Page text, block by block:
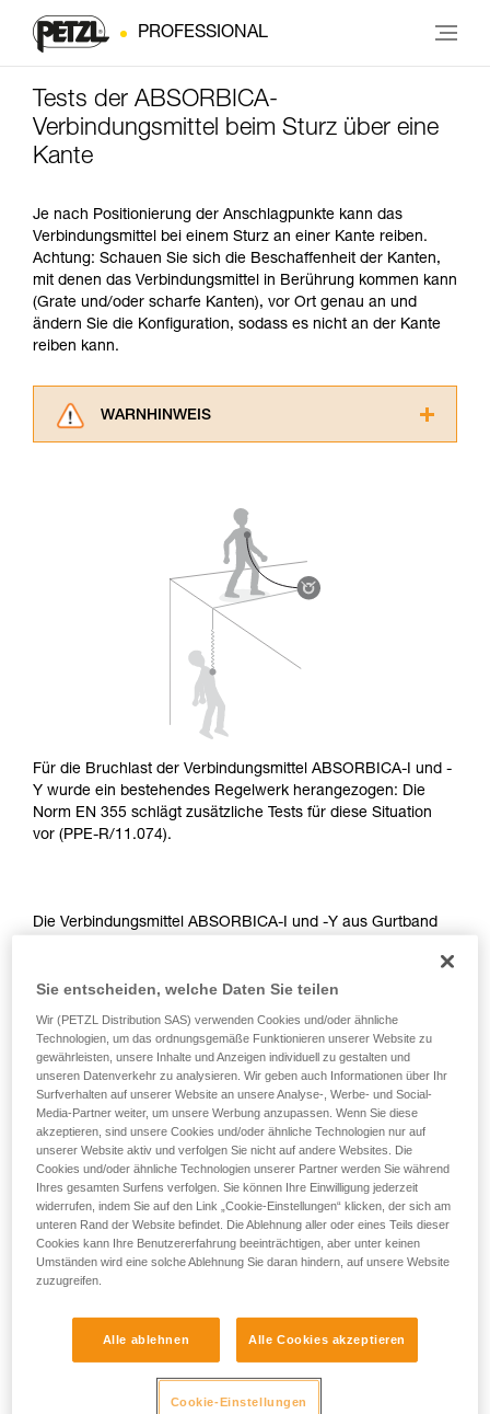
PROFESSIONAL
Tests der ABSORBICA-
Verbindungsmittel beim Sturz über eine
Kante
Je nach Positionierung der Anschlagpunkte kann das
Verbindungsmittel bei einem Sturz an einer Kante reiben.
Achtung: Schauen Sie sich die Beschaffenheit der Kanten,
mit denen das Verbindungsmittel in Berührung kommen kann
(Grate und/oder scharfe Kanten), vor Ort genau an und
ändern Sie die Konfiguration, sodass es nicht an der Kante
reiben kann.
WARNHINWEIS
ziehen. Um diese Zusatzinformationen
verstehen zu können, müssen Sie zuerst die in
der Gebrauchsanweisung enthaltenen
Informationen richtig verstanden haben.
Die Beherrschung dieser Techniken setzt eine
entsprechende Ausbildung und ein spezielles
Training voraus. Prüfen Sie zusammen mit
einem Profi, ob Sie in der Lage sind, den
Vorgang alleine sicher zu wiederholen, bevor
Sie ihn eigenständig durchführen.
Wir geben Beispiele für die mit Ihrer Aktivität
verbundenen Techniken. Möglicherweise gibt es
noch andere Techniken, die hier nicht
beschrieben werden.
Für die Bruchlast der Verbindungsmittel ABSORBICA-I und -
Y wurde ein bestehendes Regelwerk herangezogen: Die
Norm EN 355 schlägt zusätzliche Tests für diese Situation
vor (PPE-R/11.074).
Die Verbindungsmittel ABSORBICA-I und -Y aus Gurtband
TEST BEI EINEM STURZ ÜBER EINE KANTE OHNE
PENDELBEWEGUNG
Gewicht 140 kg.
Sturzhöhe 2 m.
Das Verbindungsmittel reibt an einer Metallkante mit einem
Radius von 0,5 mm.
Anforderung: Das Verbindungsmittel darf nicht durchtrennt
Sie entscheiden, welche Daten Sie teilen
Wir (PETZL Distribution SAS) verwenden Cookies und/oder ähnliche
Technologien, um das ordnungsgemäße Funktionieren unserer Website zu
gewährleisten, unsere Inhalte und Anzeigen individuell zu gestalten und
unseren Datenverkehr zu analysieren. Wir geben auch Informationen über Ihr
Surfverhalten auf unserer Website an unsere Analyse-, Werbe- und Social-
Media-Partner weiter, um unsere Werbung anzupassen. Wenn Sie diese
akzeptieren, sind unsere Cookies und/oder ähnliche Technologien nur auf
unserer Website aktiv und verfolgen Sie nicht auf andere Websites. Die
Cookies und/oder ähnliche Technologien unserer Partner werden Sie während
Ihres gesamten Surfens verfolgen. Sie können Ihre Einwilligung jederzeit
widerrufen, indem Sie auf den Link „Cookie-Einstellungen“ klicken, der sich am
unteren Rand der Website befindet. Die Ablehnung aller oder eines Teils dieser
Cookies kann Ihre Benutzererfahrung beeinträchtigen, aber unter keinen
Umständen wird eine solche Ablehnung Sie daran hindern, auf unsere Website
zuzugreifen.
Alle ablehnen Alle Cookies akzeptieren
Cookie-Einstellungen